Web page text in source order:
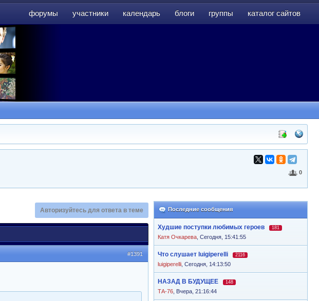
форумы участники календарь блоги группы каталог сайтов
0
Последние сообщения
Худшие поступки любимых героев 181
Катя Очкарева Сегодня, 15:41:55
Что слушает luigiperelli 2116
luigiperelli Сегодня, 14:13:50
НАЗАД В БУДУЩЕЕ 148
ТА-76 Вчера, 21:16:44
Авторизуйтесь для ответа в теме
#1391